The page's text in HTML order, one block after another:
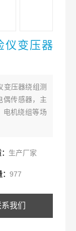
仪变压器
变压器绕组测
偶传感器，主
电机绕组等场
生产厂家
977
我们